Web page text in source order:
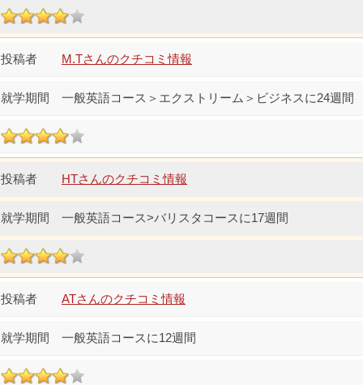
M.Tさんのクチコミ情報
一般英語コース＞エクストリーム＞ビジネスに24週間
HTさんのクチコミ情報
一般英語コース>バリスタコースに17週間
ATさんのクチコミ情報
一般英語コースに12週間